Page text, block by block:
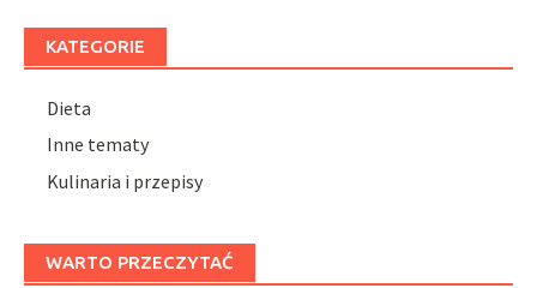
KATEGORIE
Dieta
Inne tematy
Kulinaria i przepisy
WARTO PRZECZYTAĆ